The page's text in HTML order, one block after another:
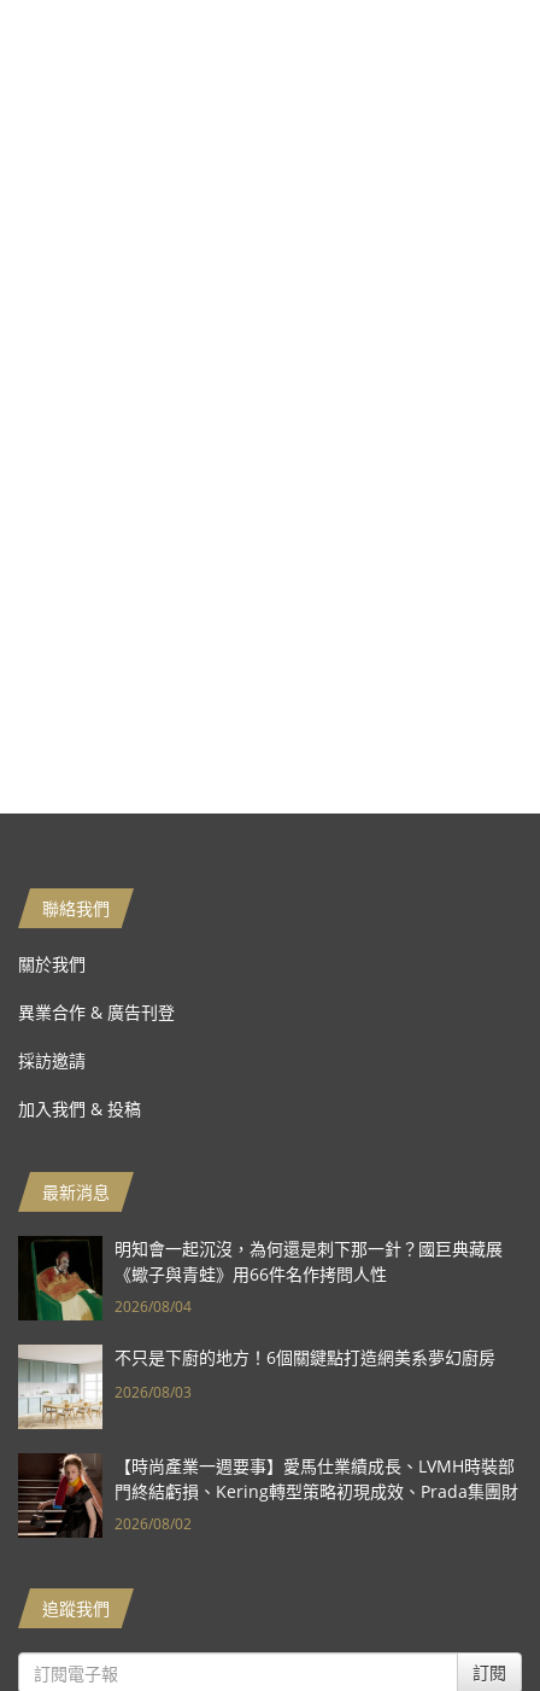
聯絡我們
關於我們
異業合作 & 廣告刊登
採訪邀請
加入我們 & 投稿
最新消息
明知會一起沉沒，為何還是刺下那一針？國巨典藏展
《蠍子與青蛙》用66件名作拷問人性
2026/08/04
不只是下廚的地方！6個關鍵點打造網美系夢幻廚房
2026/08/03
【時尚產業一週要事】愛馬仕業績成長、LVMH時裝部
門終結虧損、Kering轉型策略初現成效、Prada集團財
報亮眼
2026/08/02
追蹤我們
訂閱